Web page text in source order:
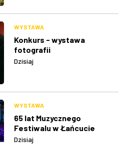
WYSTAWA
Konkurs - wystawa
fotografii
Dzisiaj
WYSTAWA
65 lat Muzycznego
Festiwalu w Łańcucie
Dzisiaj